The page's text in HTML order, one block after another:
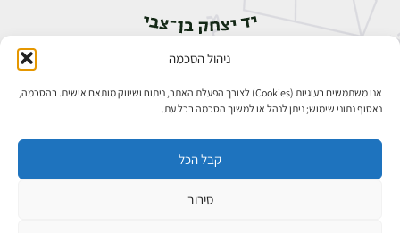
ניהול הסכמה
אנו משתמשים בעוגיות (Cookies) לצורך הפעלת האתר, ניתוח ושיווק מותאם אישית. בהסכמה,
נאסוף נתוני שימוש; ניתן לנהל או למשוך הסכמה בכל עת.
קבל הכל
סירוב
אבן גבירול 14, רחביה, ירושלים